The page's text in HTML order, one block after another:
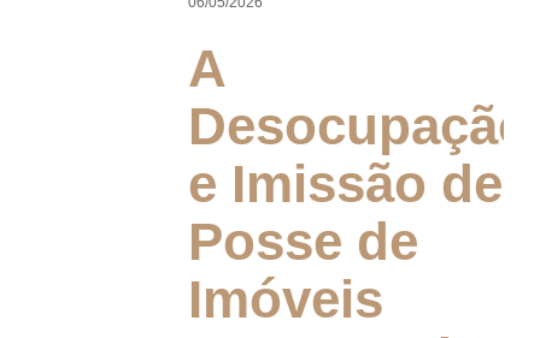
A
Desocupação
e Imissão de
Posse de
Imóveis